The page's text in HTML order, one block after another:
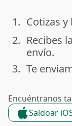
done
1. Cotizas
done
2. Recibes
envío.
done
3. Te
Encuéntranos
Saldoar